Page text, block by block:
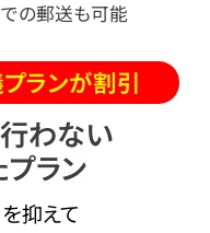
の郵送も可能
ランが割引
わない
ラン
抑えて